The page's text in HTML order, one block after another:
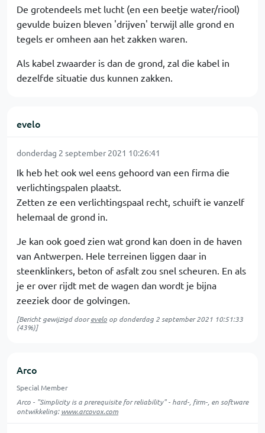
De grotendeels met lucht (en een beetje water/riool)
gevulde buizen bleven 'drijven' terwijl alle grond en
tegels er omheen aan het zakken waren.
Als kabel zwaarder is dan de grond, zal die kabel in
dezelfde situatie dus kunnen zakken.
evelo
donderdag 2 september 2021 10:26:41
Ik heb het ook wel eens gehoord van een firma die
verlichtingspalen plaatst.
Zetten ze een verlichtingspaal recht, schuift ie vanzelf
helemaal de grond in.
Je kan ook goed zien wat grond kan doen in de haven
van Antwerpen. Hele terreinen liggen daar in
steenklinkers, beton of asfalt zou snel scheuren. En als
je er over rijdt met de wagen dan wordt je bijna
zeeziek door de golvingen.
[Bericht gewijzigd doorevelo op donderdag 2 september 2021 10:51:33
(43%)]
Arco
Special Member
Arco - "Simplicity is a prerequisite for reliability" - hard-, firm-, en software
ontwikkeling:www.arcovox.com